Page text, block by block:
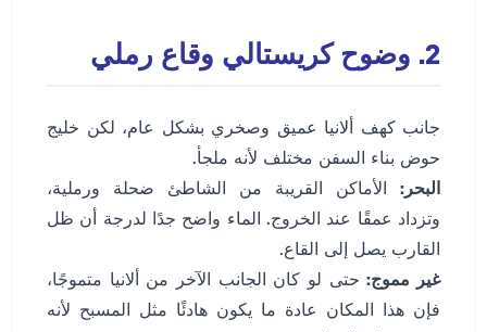
2. وضوح كريستالي وقاع رملي
جانب كهف ألانيا عميق وصخري بشكل عام، لكن خليج
حوض بناء السفن مختلف لأنه ملجأ.
البحر: الأماكن القريبة من الشاطئ ضحلة ورملية،
وتزداد عمقًا عند الخروج. الماء واضح جدًا لدرجة أن ظل
القارب يصل إلى القاع.
غير مموج:حتى لو كان الجانب الآخر من ألانيا متموجًا،
فإن هذا المكان عادة ما يكون هادئًا مثل المسبح لأنه